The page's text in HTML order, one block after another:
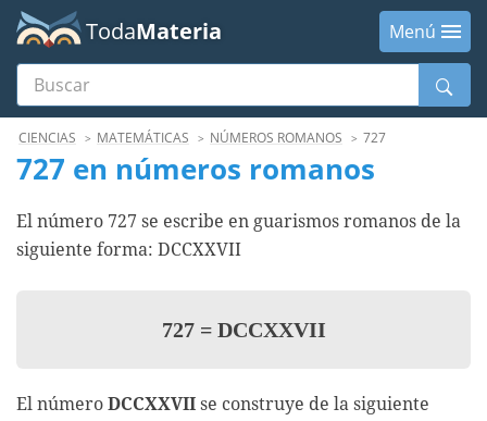
TodaMateria
Menú
Buscar
MenúCIENCIAS MATEMÁTICAS NÚMEROS ROMANOS 727
727 en números romanos
El número 727 se escribe en guarismos romanos de la
siguiente forma: DCCXXVII
727 =DCCXXVII
El número DCCXXVII se construye de la siguiente